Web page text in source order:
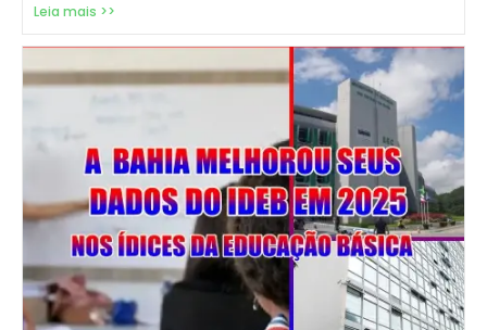
Leia mais >>